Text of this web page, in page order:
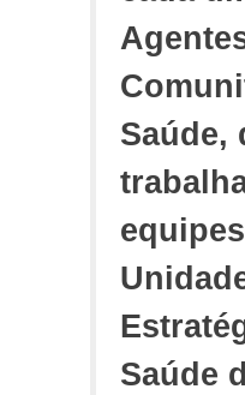
Saúde,
Saúde